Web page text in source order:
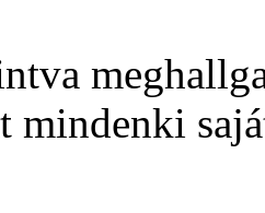
mindenki